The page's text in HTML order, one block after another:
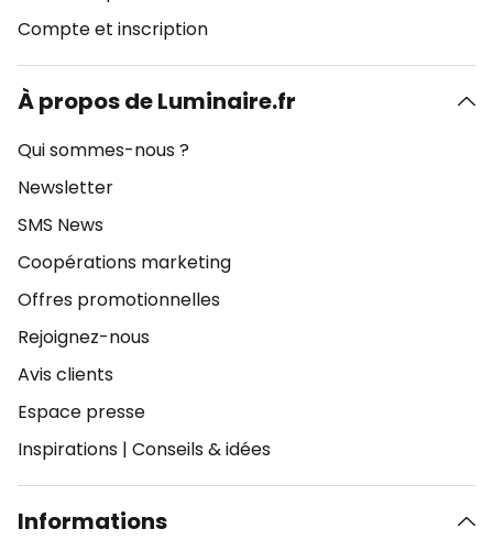
Compte et inscription
À propos de Luminaire.fr
Qui sommes-nous ?
Newsletter
SMS News
Coopérations marketing
Offres promotionnelles
Rejoignez-nous
Avis clients
Espace presse
Inspirations | Conseils & idées
Informations